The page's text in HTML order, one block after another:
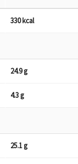
330 kcal
24.9 g
4.3 g
25.1 g